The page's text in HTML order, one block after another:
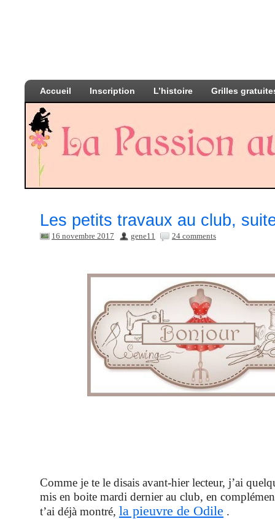
Accueil Inscription L’histoire Grilles
Les petits travaux au club,
16 novembre 2017 gene11 24 comments
Comme je te le disais avant-hier lecteur, j’ai
mis en boite mardi dernier au club, en
t’ai déjà montré, la pieuvre de Odile .